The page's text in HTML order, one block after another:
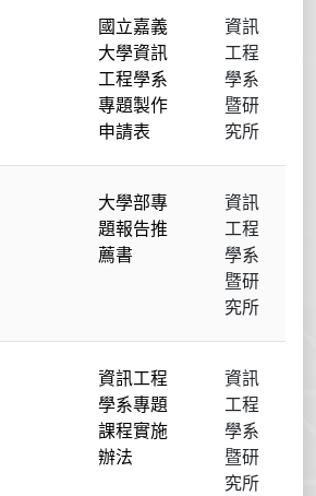
國立嘉義
大學資訊
工程學系
專題製作
申請表
資訊
工程
學系
暨研
究所
大學部專
題報告推
薦書
資訊
工程
學系
暨研
究所
資訊工程
學系專題
課程實施
辦法
資訊
工程
學系
暨研
究所